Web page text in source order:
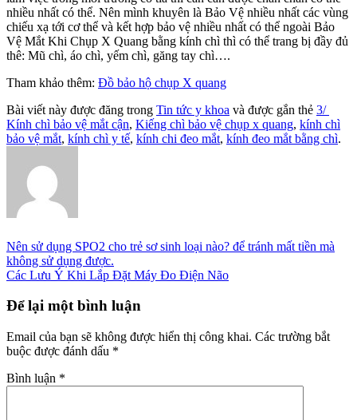
nhiều nhất có thể. Nên mình khuyên là Bảo Vệ nhiều nhất các vùng
chiếu xạ tới cơ thể và kết hợp bảo vệ nhiều nhất có thể ngoài Bảo
Vệ Mắt Khi Chụp X Quang bằng kính chì thì có thể trang bị đầy đủ
thê: Mũ chì, áo chì, yếm chì, găng tay chì….
Tham khảo thêm: Đồ bảo hộ chụp X quang
Bài viết này được đăng trong Tin tức y khoa và được gắn thẻ 3/
Kính chì bảo vệ mắt cận, Kiếng chì bảo vệ chụp x quang, kính chì
bảo vệ mắt, kính chì y tế, kính chi đeo mắt, kính đeo mắt bằng chì.
Nên sử dụng SPO2 cho trẻ sơ sinh loại nào? để tránh mất tiền mà
không sử dụng được.
Các Lưu Ý Khi Lắp Đặt Máy Đo Điện Não
Để lại một bình luận
Email của bạn sẽ không được hiển thị công khai. Các trường bắt
buộc được đánh dấu *
Bình luận *